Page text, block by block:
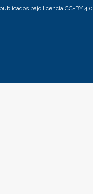
bajo licencia CC-BY 4.0